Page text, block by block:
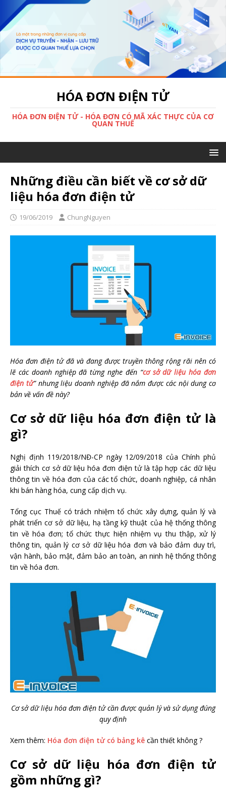
HÓA ĐƠN ĐIỆN TỬ
HÓA ĐƠN ĐIỆN TỬ - HÓA ĐƠN CÓ MÃ XÁC THỰC CỦA CƠ
QUAN THUẾ
Những điều cần biết về cơ sở dữ
liệu hóa đơn điện tử
19/06/2019 ChungNguyen
Hóa đơn điện tử đã và đang được truyền thông rộng rãi nên có
lẽ các doanh nghiệp đã từng nghe đến “cơ sở dữ liệu hóa đơn
điện tử” nhưng liệu doanh nghiệp đã nắm được các nội dung cơ
bản về vấn đề này?
Cơ sở dữ liệu hóa đơn điện tử là
gì?
Nghị định 119/2018/NĐ-CP ngày 12/09/2018 của Chính phủ
giải thích cơ sở dữ liệu hóa đơn điện tử là tập hợp các dữ liệu
thông tin về hóa đơn của các tổ chức, doanh nghiệp, cá nhân
khi bán hàng hóa, cung cấp dịch vụ.
Tổng cục Thuế có trách nhiệm tổ chức xây dựng, quản lý và
phát triển cơ sở dữ liệu, hạ tầng kỹ thuật của hệ thống thông
tin về hóa đơn; tổ chức thực hiện nhiệm vụ thu thập, xử lý
thông tin, quản lý cơ sở dữ liệu hóa đơn và bảo đảm duy trì,
vận hành, bảo mật, đảm bảo an toàn, an ninh hệ thống thông
tin về hóa đơn.
Cơ sở dữ liệu hóa đơn điện tử cần được quản lý và sử dụng đúng
quy định
Xem thêm: Hóa đơn điện tử có bảng kê cần thiết không ?
Cơ sở dữ liệu hóa đơn điện tử
gồm những gì?